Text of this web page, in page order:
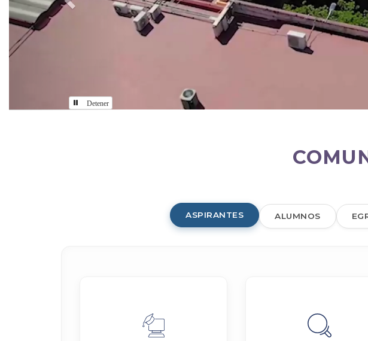
Detener
ASPIRANTES ALUMNOS